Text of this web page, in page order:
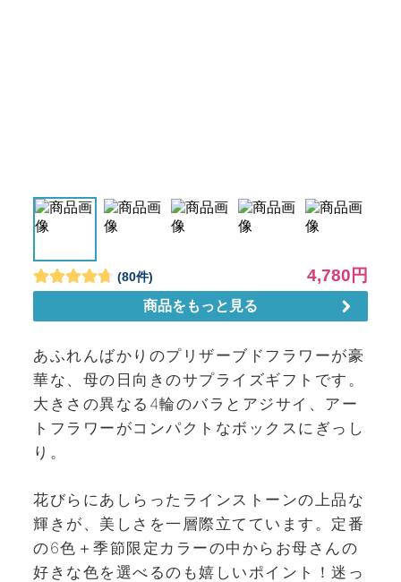
あふれんばかりのプリザーブドフラワーが豪
華な、母の日向きのサプライズギフトです。
大きさの異なる4輪のバラとアジサイ、アー
トフラワーがコンパクトなボックスにぎっし
り。
花びらにあしらったラインストーンの上品な
輝きが、美しさを一層際立てています。定番
の6色＋季節限定カラーの中からお母さんの
好きな色を選べるのも嬉しいポイント！迷っ